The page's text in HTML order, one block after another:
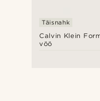
Calvin Klein
vöö
Täisnahk